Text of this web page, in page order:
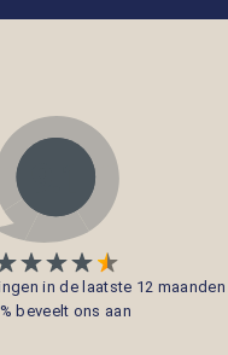
in de laatste 12 maanden
beveelt ons aan